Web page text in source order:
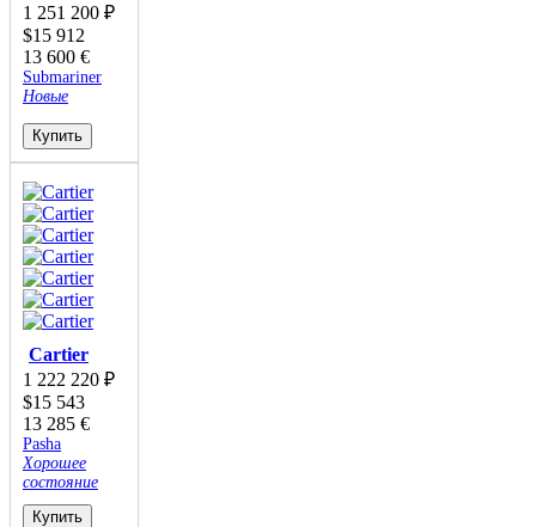
1 251 200 ₽
$15 912
13 600 €
Submariner
Новые
Купить
Cartier
1 222 220 ₽
$15 543
13 285 €
Pasha
Хорошее
состояние
Купить